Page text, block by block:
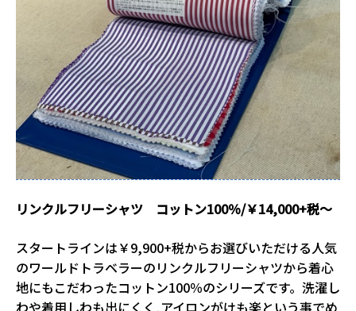
リンクルフリーシャツ コットン100％/￥14,000+税～
スタートラインは￥9,900+税からお選びいただける人気
のワールドトラベラーのリンクルフリーシャツから着心
地にもこだわったコットン100％のシリーズです。洗濯し
わや着用しわも出にくく,アイロンがけも楽という事でめ